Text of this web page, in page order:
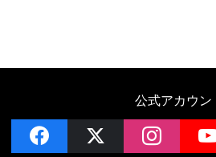
公式アカウン
facebook